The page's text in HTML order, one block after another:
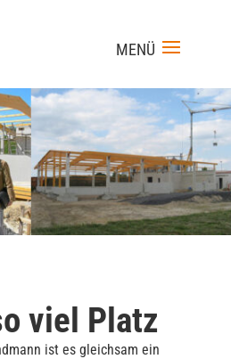
viel Platz
ist es gleichsam ein